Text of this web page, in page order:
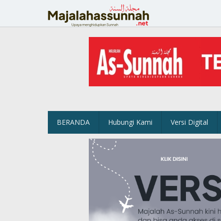
konten
BERANDA Hubungi Kami Versi Digital